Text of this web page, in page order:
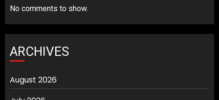
No comments to show.
ARCHIVES
August 2026